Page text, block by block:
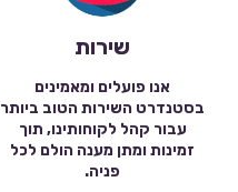
שירות
אנו פועלים ומאמינים
בסטנדרט השירות הטוב ביותר
עבור קהל לקוחותינו, תוך
זמינות ומתן מענה הולם לכל
פניה.